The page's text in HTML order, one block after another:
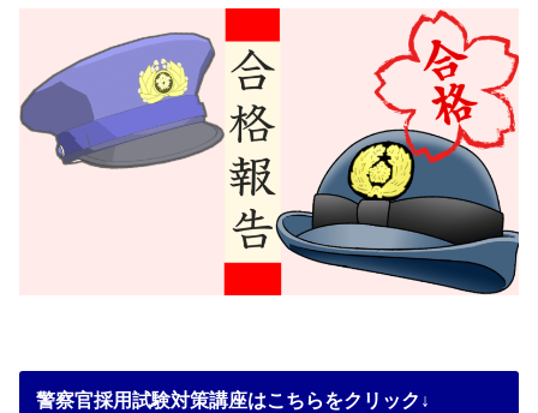
警察官採用試験対策講座はこちらをクリック↓